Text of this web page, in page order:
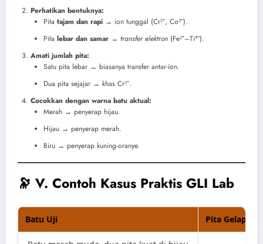
Perhatikan bentuknya:
Pita tajam dan rapi → ion tunggal (Cr³⁺, Co²⁺).
Pita lebar dan samar → transfer elektron (Fe²⁺–Ti⁴⁺).
Amati jumlah pita:
Satu pita lebar → biasanya transfer antar-ion.
Dua pita sejajar → khas Cr³⁺.
Cocokkan dengan warna batu aktual:
Merah → penyerap hijau.
Hijau → penyerap merah.
Biru → penyerap kuning-oranye.
🔭 V. Contoh Kasus Praktis GLI Lab
Batu Uji Pita Gelap